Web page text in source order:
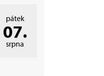
pátek
07.
srpna